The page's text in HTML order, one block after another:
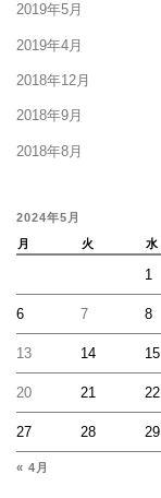
2019年5月
2019年4月
2018年12月
2018年9月
2018年8月
2024年5月
月
火 水
« 4月
1
6 7 8
13 14 15
20 21 22
27 28 29